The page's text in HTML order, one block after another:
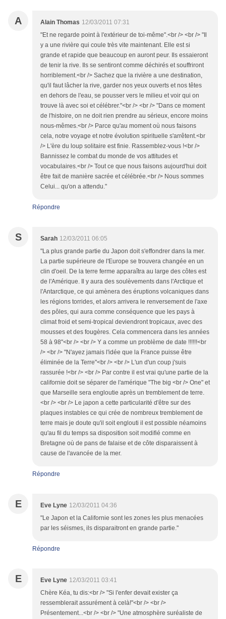
A Alain Thomas 12/03/2011 07:31
"Et ne regarde point à l'extérieur de toi-même".<br /> <br /> "Il
y a une rivière qui coule très vite maintenant. Elle est si
grande et rapide que beaucoup en auront peur. Ils essaieront
de tenir la rive. Ils se sentiront comme déchirés et souffriront
horriblement.<br /> Sachez que la rivière a une destination,
qu'il faut lâcher la rive, garder nos yeux ouverts et nos têtes
en dehors de l'eau, se pousser vers le milieu et voir qui on
trouve là avec soi et célébrer."<br /> <br /> "Dans ce moment
de l'histoire, on ne doit rien prendre au sérieux, encore moins
nous-mêmes.<br /> Parce qu'au moment où nous faisons
cela, notre voyage et notre évolution spirituelle s'arrêtent.<br
/> L'ère du loup solitaire est finie. Rassemblez-vous !<br />
Bannissez le combat du monde de vos attitudes et
vocabulaires.<br /> Tout ce que nous faisons aujourd'hui doit
être fait de manière sacrée et célébrée.<br /> Nous sommes
Celui... qu'on a attendu."
Répondre
S Sarah 12/03/2011 06:05
"La plus grande partie du Japon doit s'effondrer dans la mer.
La partie supérieure de l'Europe se trouvera changée en un
clin d'oeil. De la terre ferme apparaîtra au large des côtes est
de l'Amérique. Il y aura des soulèvements dans l'Arctique et
l'Antarctique, ce qui amènera des éruptions volcaniques dans
les régions torrides, et alors arrivera le renversement de l'axe
des pôles, qui aura comme conséquence que les pays à
climat froid et semi-tropical deviendront tropicaux, avec des
mousses et des fougères. Cela commencera dans les années
58 à 98"<br /> <br /> Y a comme un problème de date !!!!!!<br
/> <br /> "N'ayez jamais l'idée que la France puisse être
éliminée de la Terre"<br /> <br /> L'un d'un coup j'suis
rassurée !<br /> <br /> Par contre il est vrai qu'une partie de la
californie doit se séparer de l'amérique "The big <br /> One" et
que Marseille sera engloutie après un tremblement de terre.
<br /> <br /> Le japon a cette particularité d'être sur des
plaques instables ce qui crée de nombreux tremblement de
terre mais je doute qu'il soit englouti il est possible néamoins
qu'au fil du temps sa disposition soit modifié comme en
Bretagne où de pans de falaise et de côte disparaissent à
cause de l'avancée de la mer.
Répondre
E Eve Lyne 12/03/2011 04:36
"Le Japon et la Californie sont les zones les plus menacées
par les séismes, ils disparaitront en grande partie."
Répondre
E Eve Lyne 12/03/2011 03:41
Chère Kéa, tu dis:<br /> "Si l'enfer devait exister ça
ressemblerait assurément à celà!"<br /> <br />
Présentement...<br /> <br /> "Une atmosphère suréaliste de